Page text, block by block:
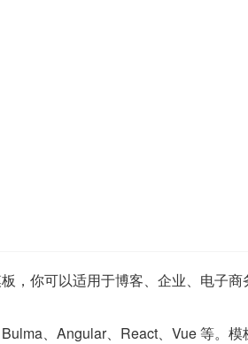
，你可以适用于博客、企业、电子商
、Angular、React、Vue 等。